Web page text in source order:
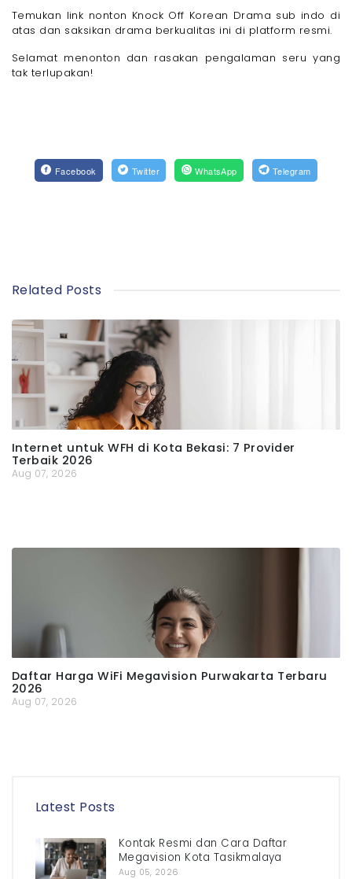
Temukan link nonton Knock Off Korean Drama sub indo di
atas dan saksikan drama berkualitas ini di platform resmi.
Selamat menonton dan rasakan pengalaman seru yang
tak terlupakan!
Facebook Twitter WhatsApp Telegram
Related Posts
Internet untuk WFH di Kota Bekasi: 7 Provider
Terbaik 2026
Aug 07, 2026
Daftar Harga WiFi Megavision Purwakarta Terbaru
2026
Aug 07, 2026
Latest Posts
Kontak Resmi dan Cara Daftar
Megavision Kota Tasikmalaya
Aug 05, 2026